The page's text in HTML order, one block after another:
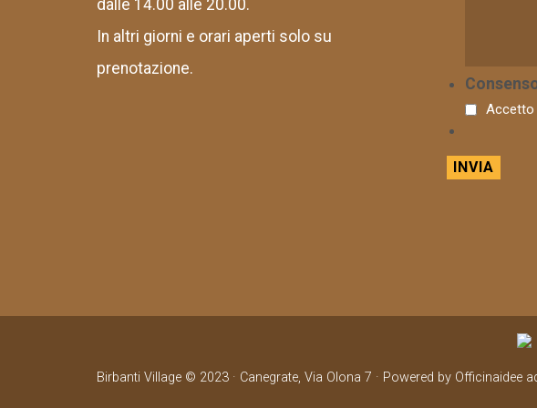
dalle 14.00 alle 20.00.
In altri giorni e orari aperti solo su
prenotazione.
Accetto
Birbanti Village © 2023 · Canegrate, Via Olona 7 · Powered by Officinaidee